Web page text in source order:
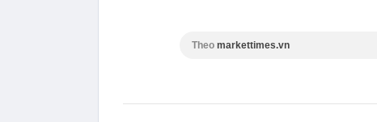
Theo markettimes.vn